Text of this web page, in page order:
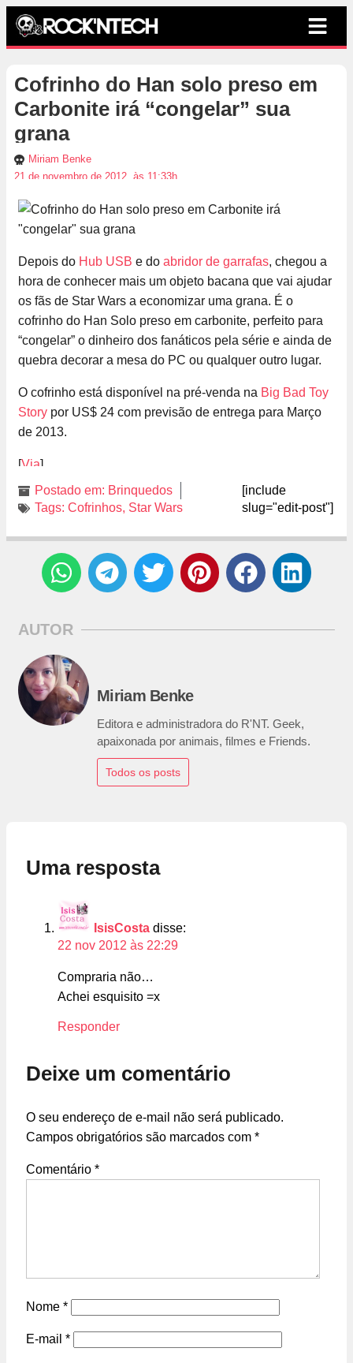
Cofrinho do Han solo preso em
Carbonite irá “congelar” sua
grana
Miriam Benke
21 de novembro de 2012, às 11:33h
Depois do Hub USB e do abridor de garrafas, chegou a
hora de conhecer mais um objeto bacana que vai ajudar
os fãs de Star Wars a economizar uma grana. É o
cofrinho do Han Solo preso em carbonite, perfeito para
“congelar” o dinheiro dos fanáticos pela série e ainda de
quebra decorar a mesa do PC ou qualquer outro lugar.
O cofrinho está disponível na pré-venda na Big Bad Toy
Story por US$ 24 com previsão de entrega para Março
de 2013.
[Via]
Postado em: Brinquedos
Tags: Cofrinhos, Star Wars
[include
slug="edit-post"]
AUTOR
Miriam Benke
Editora e administradora do R'NT. Geek,
apaixonada por animais, filmes e Friends.
Todos os posts
Uma resposta
IsisCosta disse:
22 nov 2012 às 22:29
Compraria não…
Achei esquisito =x
Responder
Deixe um comentário
O seu endereço de e-mail não será publicado.
Campos obrigatórios são marcados com *
Comentário *
Nome *
E-mail *